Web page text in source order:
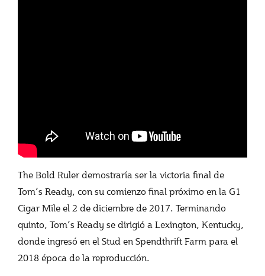
The Bold Ruler demostraría ser la victoria final de
Tom’s Ready, con su comienzo final próximo en la G1
Cigar Mile el 2 de diciembre de 2017. Terminando
quinto, Tom’s Ready se dirigió a Lexington, Kentucky,
donde ingresó en el Stud en Spendthrift Farm para el
2018 época de la reproducción.